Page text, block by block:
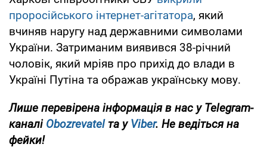
проросійського інтернет-агітатора, який
вчиняв наругу над державними символами
України. Затриманим виявився 38-річний
чоловік, який мріяв про прихід до влади в
Україні Путіна та ображав українську мову.
Лише перевірена інформація в нас у Telegram-
каналі Obozrevatel та уViber. Не ведіться на
фейки!